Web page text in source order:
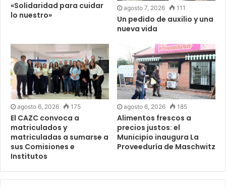
«Solidaridad para cuidar
lo nuestro»
agosto 7, 2026 111
Un pedido de auxilio y una
nueva vida
agosto 6, 2026 175
El CAZC convoca a
matriculados y
matriculadas a sumarse a
sus Comisiones e
Institutos
agosto 6, 2026 185
Alimentos frescos a
precios justos: el
Municipio inaugura La
Proveeduría de Maschwitz